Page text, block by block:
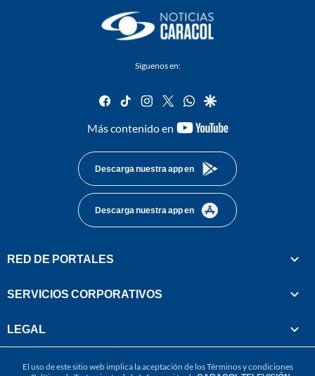
Síguenos en:
facebook
tiktok instagram
twitterwhatsapp
google
Más contenido en
youtube-
Descarga nuestra app en
Descarga nuestra app en
RED DE PORTALES
SERVICIOS CORPORATIVOS
LEGAL
El uso de este sitio web implica la aceptación de losTérminos y condiciones